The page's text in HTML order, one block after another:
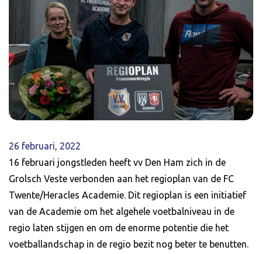
26 februari, 2022
16 februari jongstleden heeft vv Den Ham zich in de
Grolsch Veste verbonden aan het regioplan van de FC
Twente/Heracles Academie. Dit regioplan is een initiatief
van de Academie om het algehele voetbalniveau in de
regio laten stijgen en om de enorme potentie die het
voetballandschap in de regio bezit nog beter te benutten.